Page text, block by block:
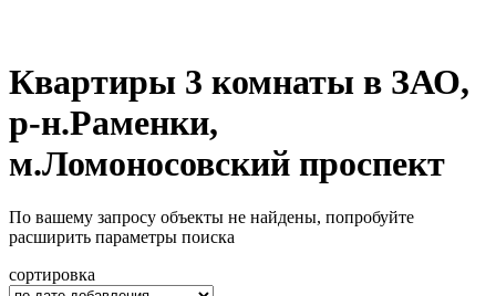
Квартиры 3 комнаты в ЗАО,
р-н.Раменки,
м.Ломоносовский проспект
По вашему запросу объекты не найдены, попробуйте
расширить параметры поиска
сортировка